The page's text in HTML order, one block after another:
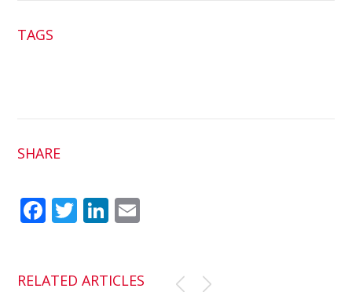
TAGS
SHARE
Fac
Twit
Link
RELATED ARTICLES